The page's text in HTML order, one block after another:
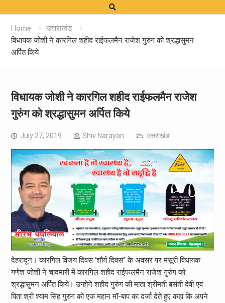
Home
उत्तराखंड
विधायक जोशी ने कारगिल शहीद राईफलमैन राजेश गुरुंग को श्रद्धासुमन
अर्पित किये
विधायक जोशी ने कारगिल शहीद राईफलमैन राजेश
गुरुंग को श्रद्धासुमन अर्पित किये
July 27, 2019 Shiv Narayan उत्तराखंड
देहरादून। कारगिल विजय दिवस ‘शौर्य दिवस‘‘ के अवसर पर मसूरी विधायक
गणेश जोशी ने चांदमारी में कारगिल शहीद राईफलमैन राजेश गुरुंग को
श्रद्धासुमन अर्पित किये। उन्होनें शहीद गुरुंग की माता श्रीमती बसंती देवी एवं
पिता श्री श्याम सिंह गुरुंग को एक महान मॉ-बाप का दर्जा देते हुए कहा कि अपने